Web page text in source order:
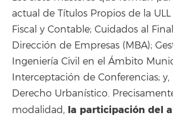
actual de Títulos Propios de la ULL
Fiscal y Contable; Cuidados al
Dirección de Empresas (MBA);
Ingeniería Civil en el Ámbito
Interceptación de Conferencias;
Derecho Urbanístico.
modalidad, la participación del